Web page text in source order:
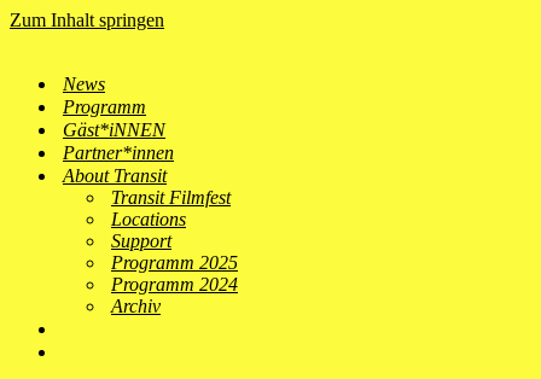
Zum Inhalt springen
News
Programm
Gäst*iNNEN
Partner*innen
About Transit
Transit Filmfest
Locations
Support
Programm 2025
Programm 2024
Archiv